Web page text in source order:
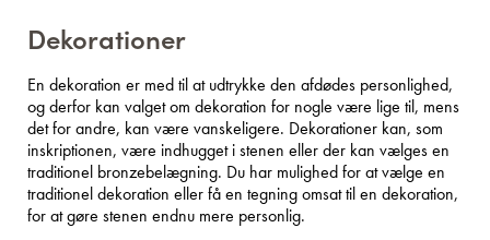
Dekorationer
En dekoration er med til at udtrykke den afdødes personlighed,
og derfor kan valget om dekoration for nogle være lige til, mens
det for andre, kan være vanskeligere. Dekorationer kan, som
inskriptionen, være indhugget i stenen eller der kan vælges en
traditionel bronzebelægning. Du har mulighed for at vælge en
traditionel dekoration eller få en tegning omsat til en dekoration,
for at gøre stenen endnu mere personlig.